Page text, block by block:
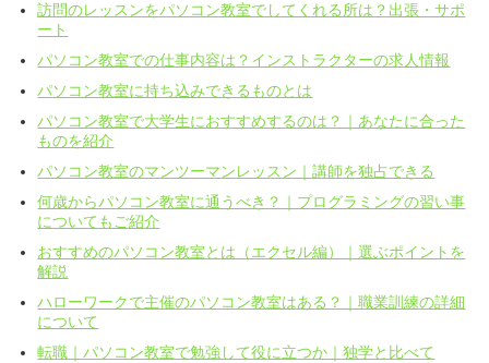
訪問のレッスンをパソコン教室でしてくれる所は？出張・サポ
ート
パソコン教室での仕事内容は？インストラクターの求人情報
パソコン教室に持ち込みできるものとは
パソコン教室で大学生におすすめするのは？｜あなたに合った
ものを紹介
パソコン教室のマンツーマンレッスン｜講師を独占できる
何歳からパソコン教室に通うべき？｜プログラミングの習い事
についてもご紹介
おすすめのパソコン教室とは（エクセル編）｜選ぶポイントを
解説
ハローワークで主催のパソコン教室はある？｜職業訓練の詳細
について
転職｜パソコン教室で勉強して役に立つか｜独学と比べて